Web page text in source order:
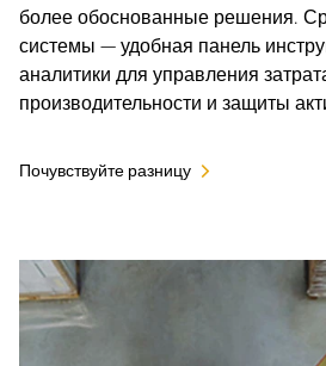
более обоснованные решения.
системы — удобная панель
аналитики для управления
производительности и защиты
Почувствуйте разницу